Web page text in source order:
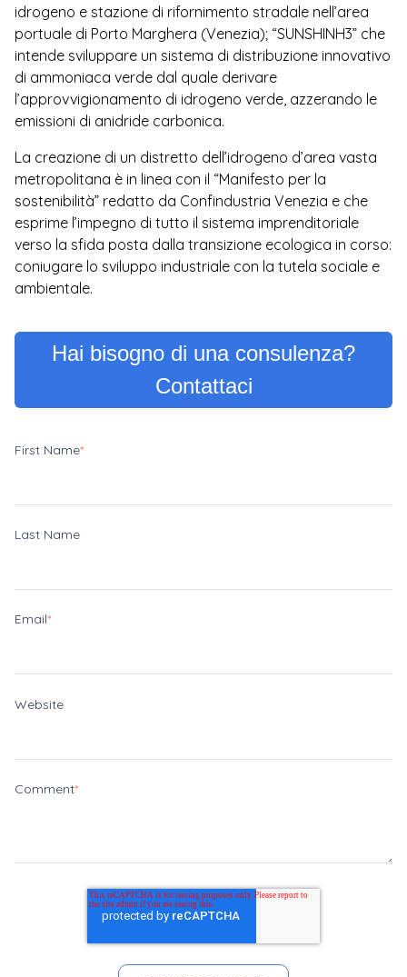
idrogeno e stazione di rifornimento stradale nell’area
portuale di Porto Marghera (Venezia); “SUNSHINH3” che
intende sviluppare un sistema di distribuzione innovativo
di ammoniaca verde dal quale derivare
l’approvvigionamento di idrogeno verde, azzerando le
emissioni di anidride carbonica.
La creazione di un distretto dell’idrogeno d’area vasta
metropolitana è in linea con il “Manifesto per la
sostenibilità” redatto da Confindustria Venezia e che
esprime l’impegno di tutto il sistema imprenditoriale
verso la sfida posta dalla transizione ecologica in corso:
coniugare lo sviluppo industriale con la tutela sociale e
ambientale.
Hai bisogno di una consulenza?
Contattaci
First Name*
Last Name
Email*
Website
Comment*